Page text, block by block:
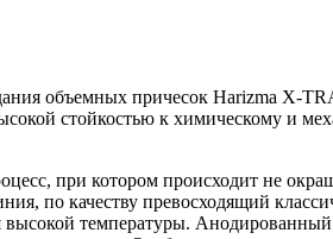
объемных причесок Harizma X-
стойкостью к химическому и
при котором происходит не
по качеству превосходящий
температуры.